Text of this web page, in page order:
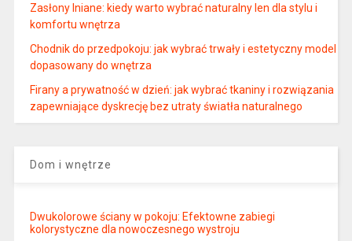
Zasłony lniane: kiedy warto wybrać naturalny len dla stylu i
komfortu wnętrza
Chodnik do przedpokoju: jak wybrać trwały i estetyczny model
dopasowany do wnętrza
Firany a prywatność w dzień: jak wybrać tkaniny i rozwiązania
zapewniające dyskrecję bez utraty światła naturalnego
Dom i wnętrze
Dwukolorowe ściany w pokoju: Efektowne zabiegi
kolorystyczne dla nowoczesnego wystroju